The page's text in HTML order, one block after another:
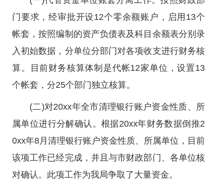
门要求，经审批开设12个零余额账户，启用13个
帐套，按照编制的资产负债表及科目余额表分别录
入初始数据，分单位分部门对各项收支进行财务核
算。目前财务核算体制是代帐12家单位，设置13
个帐套，分25个部门独立核算。
(二)对20xx年全市清理银行账户资金性质、所
属单位进行分解确认。根据20xx年财务数据倒推2
0xx年8月清理银行账户资金性质、所属单位，目前
该项工作已经完成，并且与市财政部门、各单位核
对确认。此项工作为我局争取了大量资金。